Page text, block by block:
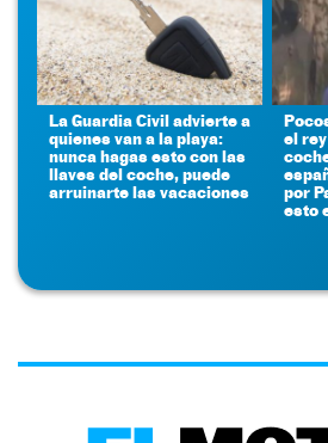
La Guardia Civil advierte a
quienes van a la playa:
nunca hagas esto con las
llaves del coche, puede
arruinarte las vacaciones
el
por
esto